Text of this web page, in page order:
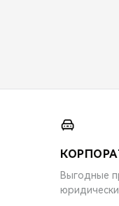
Выгодные